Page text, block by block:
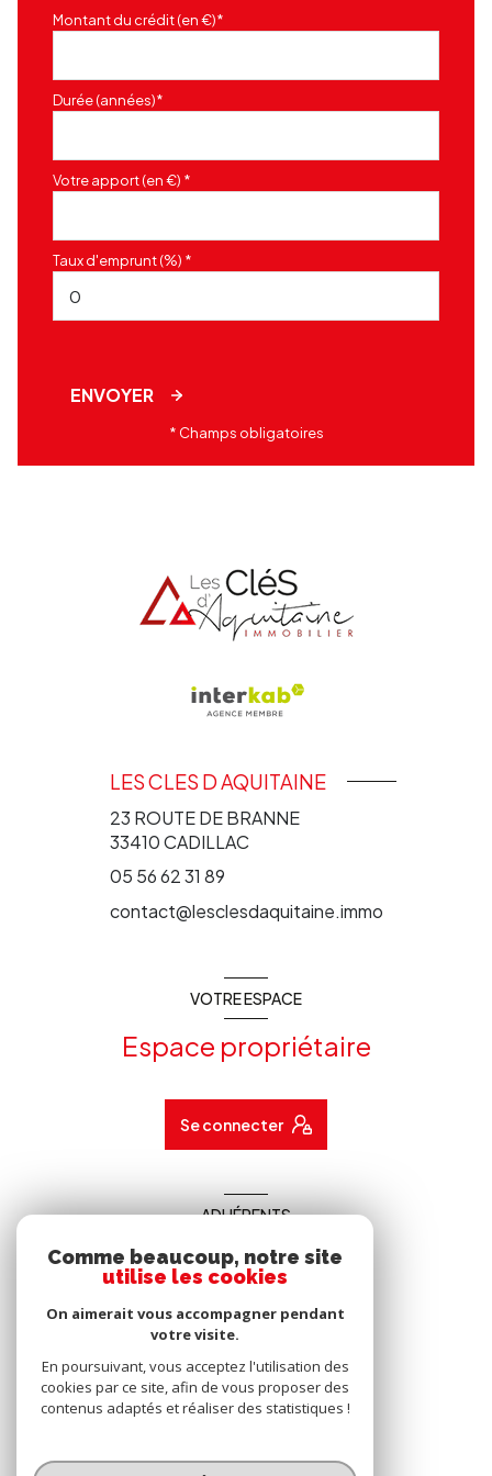
Montant du crédit (en €)*
Durée (années)*
Votre apport (en €) *
Taux d'emprunt (%) *
ENVOYER
* Champs obligatoires
LES CLES D AQUITAINE
23 ROUTE DE BRANNE
33410CADILLAC
05 56 62 31 89
contact@lesclesdaquitaine.immo
VOTRE ESPACE
Espace propriétaire
Se connecter
ADHÉRENTS
Nous adhérons
© 2026 | Tous droits réservés
Comme beaucoup, notre site
utilise les cookies
On aimerait vous accompagner pendant
votre visite.
En poursuivant, vous acceptez l'utilisation des
cookies par ce site, afin de vous proposer des
contenus adaptés et réaliser des statistiques !